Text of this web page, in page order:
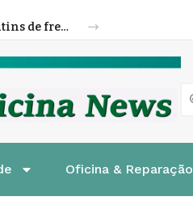
Riffel lança linha de pastilhas e patins de freios para motocicletas
Oficina & Reparação